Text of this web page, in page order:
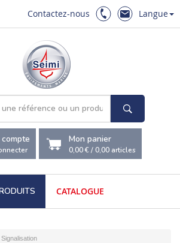
Contactez-nous Langue
Mon panier
0,00 €/0,00 articles
CATALOGUE